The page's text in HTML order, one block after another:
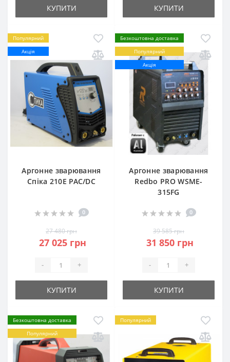
КУПИТИ КУПИТИ
Популярний
Акція
Аргонне зварювання
Спіка 210Е PAC/DC
0
27 480 грн
27 025 грн
- +
КУПИТИ
Безкоштовна доставка
Популярний
Акція
Аргонне зварювання
Redbo PRO WSME-
315FG
0
39 585 грн
31 850 грн
- +
КУПИТИ
Безкоштовна доставка
Популярний
Популярний